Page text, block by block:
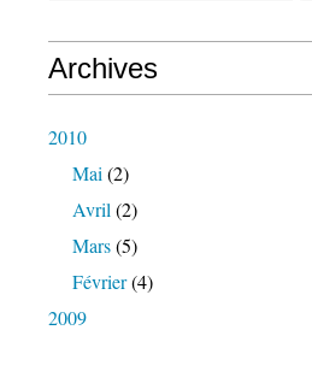
Archives
2010
Mai (2)
Avril (2)
Mars(5)
Février(4)
2009